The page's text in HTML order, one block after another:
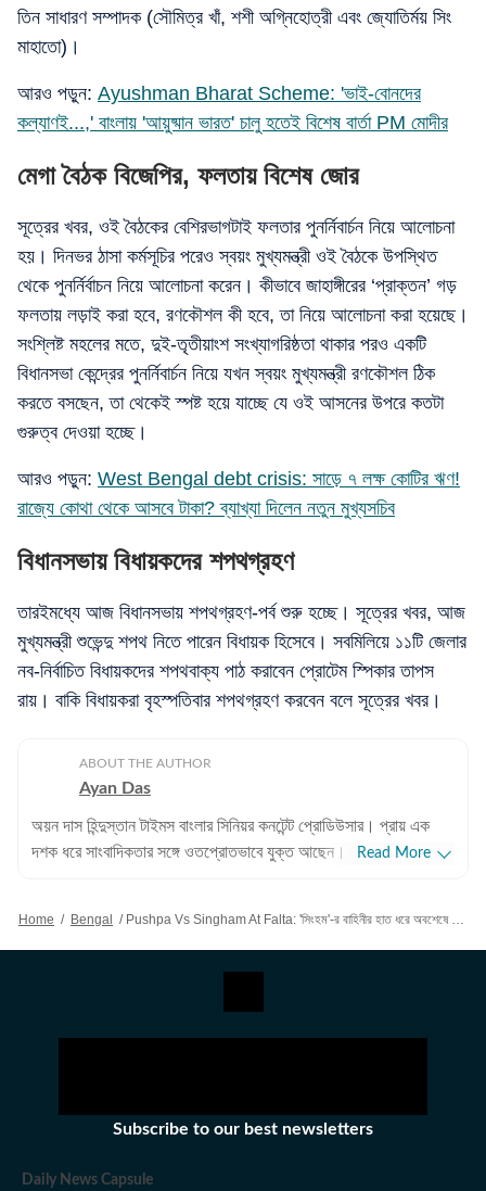
তিন সাধারণ সম্পাদক (সৌমিত্র খাঁ, শশী অগ্নিহোত্রী এবং জ্যোতির্ময় সিং
মাহাতো)।
আরও পড়ুন: Ayushman Bharat Scheme: 'ভাই-বোনদের
কল্যাণই...,' বাংলায় 'আয়ুষ্মান ভারত' চালু হতেই বিশেষ বার্তা PM মোদীর
মেগা বৈঠক বিজেপির, ফলতায় বিশেষ জোর
সূত্রের খবর, ওই বৈঠকের বেশিরভাগটাই ফলতার পুনর্নিবার্চন নিয়ে আলোচনা
হয়। দিনভর ঠাসা কর্মসূচির পরেও স্বয়ং মুখ্যমন্ত্রী ওই বৈঠকে উপস্থিত
থেকে পুনর্নির্বাচন নিয়ে আলোচনা করেন। কীভাবে জাহাঙ্গীরের ‘প্রাক্তন’ গড়
ফলতায় লড়াই করা হবে, রণকৌশল কী হবে, তা নিয়ে আলোচনা করা হয়েছে।
সংশ্লিষ্ট মহলের মতে, দুই-তৃতীয়াংশ সংখ্যাগরিষ্ঠতা থাকার পরও একটি
বিধানসভা কেন্দ্রের পুনর্নিবার্চন নিয়ে যখন স্বয়ং মুখ্যমন্ত্রী রণকৌশল ঠিক
করতে বসছেন, তা থেকেই স্পষ্ট হয়ে যাচ্ছে যে ওই আসনের উপরে কতটা
গুরুত্ব দেওয়া হচ্ছে।
আরও পড়ুন: West Bengal debt crisis: সাড়ে ৭ লক্ষ কোটির ঋণ!
রাজ্যে কোথা থেকে আসবে টাকা? ব্যাখ্যা দিলেন নতুন মুখ্যসচিব
বিধানসভায় বিধায়কদের শপথগ্রহণ
তারইমধ্যে আজ বিধানসভায় শপথগ্রহণ-পর্ব শুরু হচ্ছে। সূত্রের খবর, আজ
মুখ্যমন্ত্রী শুভেন্দু শপথ নিতে পারেন বিধায়ক হিসেবে। সবমিলিয়ে ১১টি জেলার
নব-নির্বাচিত বিধায়কদের শপথবাক্য পাঠ করাবেন প্রোটেম স্পিকার তাপস
রায়। বাকি বিধায়করা বৃহস্পতিবার শপথগ্রহণ করবেন বলে সূত্রের খবর।
ABOUT THE AUTHOR
Ayan Das
অয়ন দাস হিন্দুস্তান টাইমস বাংলার সিনিয়র কনটেন্ট প্রোডিউসার। প্রায় এক
দশক ধরে সাংবাদিকতার সঙ্গে ওতপ্রোতভাবে যুক্ত আছেন। সাংবাদিক হিসেবে
মেট্রো, আবহাওয়া, খেলাধুলোর প্রতি বিশেষ আগ্রহ রয়েছে। নিয়মিত সেইসব
(সিএবি), স্পোর্টসকিডার মতো সংস্থায় ইন্টার্নশিপ করার পরে ২০১৮ সাল থেকে
অয়নের পেশাদার জীবনের সূচনা হয়। পেশাদার সাংবাদিক জীবনের শুরুটা হয়
হিন্দুস্তান টাইমস বাংলা চালু হয়। অর্থাৎ একেবারে প্রথম থেকেই হিন্দুস্তান
টাইমস বাংলায় আছেন। বর্তমানে ডিজিটাল প্ল্যাটফর্মে পশ্চিমবঙ্গের রাজ্য-রাজনীতি,
Read More
Home / Bengal / Pushpa Vs Singham At Falta: 'সিংহম'-র বাহিনীর হাত ধরে অবশেষে ফলতায় ফিরলেন ‘পুষ্পা’! ২০৮-র লক্ষ্যে মরিয়া BJP
Subscribe to our best newsletters
Daily News Capsule